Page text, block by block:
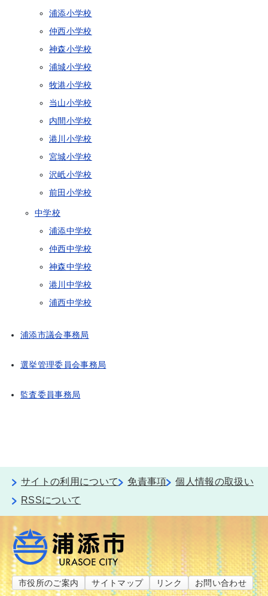
浦添小学校
仲西小学校
神森小学校
浦城小学校
牧港小学校
当山小学校
内間小学校
港川小学校
宮城小学校
沢岻小学校
前田小学校
中学校
浦添中学校
仲西中学校
神森中学校
港川中学校
浦西中学校
浦添市議会事務局
選挙管理委員会事務局
監査委員事務局
サイトの利用について 免責事項
個人情報の取扱い
RSSについて
市役所のご案内 サイトマップ リンク
お問い合わせ